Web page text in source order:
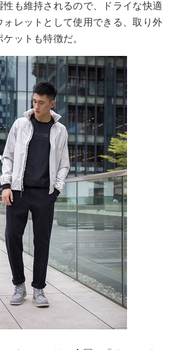
性も維持されるので、ドライな快適
レットとして使用できる、取り外
ットも特徴だ。